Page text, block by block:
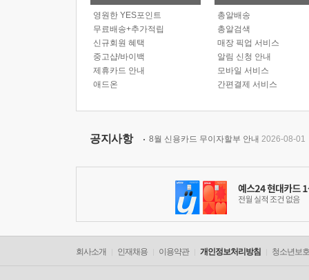
영원한 YES포인트
무료배송+추가적립
신규회원 혜택
중고샵/바이백
제휴카드 안내
애드온
총알배송
총알검색
매장 픽업 서비스
알림 신청 안내
모바일 서비스
간편결제 서비스
공지사항 8월 신용카드 무이자할부 안내 2026-08-01
회사소개 인재채용 이용약관 개인정보처리방침 청소년보